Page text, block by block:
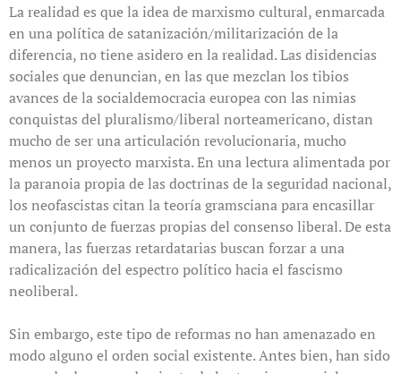
La realidad es que la idea de marxismo cultural, enmarcada
en una política de satanización/militarización de la
diferencia, no tiene asidero en la realidad. Las disidencias
sociales que denuncian, en las que mezclan los tibios
avances de la socialdemocracia europea con las nimias
conquistas del pluralismo/liberal norteamericano, distan
mucho de ser una articulación revolucionaria, mucho
menos un proyecto marxista. En una lectura alimentada por
la paranoia propia de las doctrinas de la seguridad nacional,
los neofascistas citan la teoría gramsciana para encasillar
un conjunto de fuerzas propias del consenso liberal. De esta
manera, las fuerzas retardatarias buscan forzar a una
radicalización del espectro político hacia el fascismo
neoliberal.
Sin embargo, este tipo de reformas no han amenazado en
modo alguno el orden social existente. Antes bien, han sido